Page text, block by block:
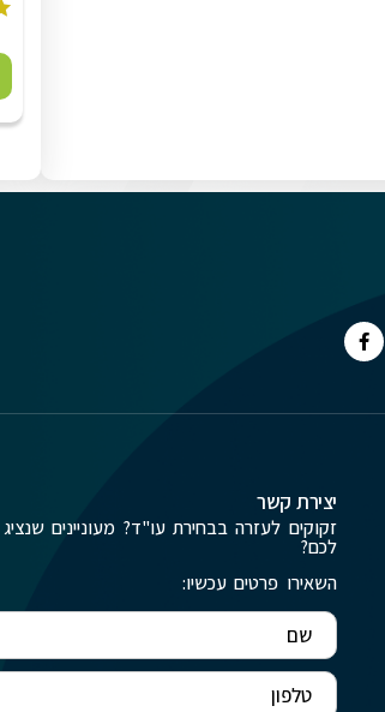
יצירת קשר
זקוקים לעזרה בבחירת עו"ד? מעוניינים
לכם?
השאירו פרטים עכשיו: